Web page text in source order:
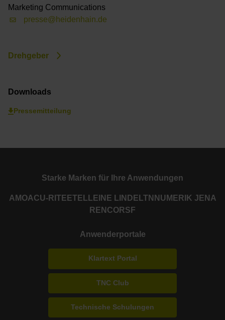
Marketing Communications
presse@heidenhain.de
Drehgeber
Downloads
Pressemitteilung
Starke Marken für Ihre Anwendungen
AMOACU-RITE ETEL LEINE LINDE LTN NUMERIK JENA
RENCORSF
Anwenderportale
Klartext Portal
TNC Club
Technische Schulungen